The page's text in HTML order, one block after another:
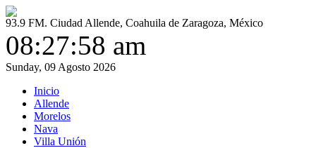
93.9 FM. Ciudad Allende, Coahuila de Zaragoza, México
08:27:59 am
Sunday, 09 Agosto 2026
Inicio
Allende
Morelos
Nava
Villa Unión